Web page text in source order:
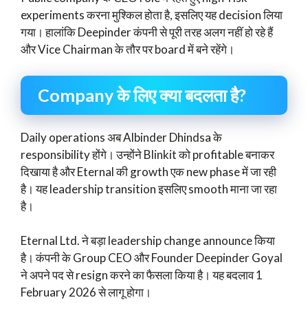
experiments करना मुश्किल होता है, इसलिए यह decision लिया
गया। हालांकि Deepinder कंपनी से पूरी तरह अलग नहीं हो रहे हैं
और Vice Chairman के तौर पर board में बने रहेंगे।
Company के लिए क्या बदलता है?
Daily operations अब Albinder Dhindsa के
responsibility होंगे। उन्होंने Blinkit को profitable बनाकर
दिखाया है और Eternal की growth एक new phase में जा रही
है। यह leadership transition इसलिए smooth माना जा रहा
है।
Eternal Ltd. ने बड़ा leadership change announce किया
है। कंपनी के Group CEO और Founder Deepinder Goyal
ने अपने पद से resign करने का फैसला किया है। यह बदलाव 1
February 2026 से लागू होगा।